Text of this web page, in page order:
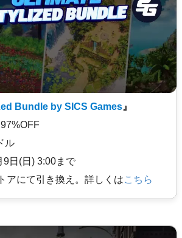
Bundle by SICS Games 』
ル
9日(日) 3:00まで
アにて引き換え。詳しくはこちら